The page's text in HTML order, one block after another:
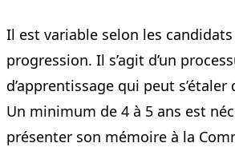
Il est variable selon les
progression. Il s’agit d’un
d’apprentissage qui peut
Un minimum de 4 à 5 ans est
présenter son mémoire à la